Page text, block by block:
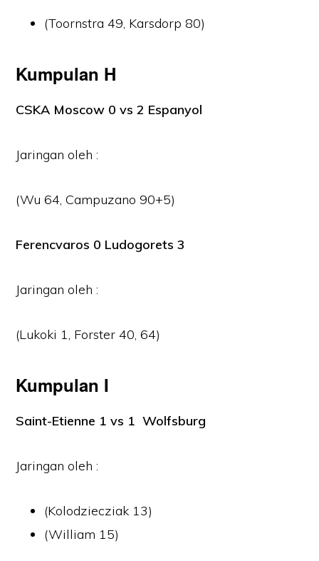
(Toornstra 49, Karsdorp 80)
Kumpulan H
CSKA Moscow 0 vs 2 Espanyol
Jaringan oleh :
(Wu 64, Campuzano 90+5)
Ferencvaros 0 Ludogorets 3
Jaringan oleh :
(Lukoki 1, Forster 40, 64)
Kumpulan I
Saint-Etienne 1 vs 1 Wolfsburg
Jaringan oleh :
(Kolodziecziak 13)
(William 15)